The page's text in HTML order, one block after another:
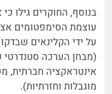
בנוסף, החוקרים גילו
עוצמת הסימפטומים
(מבחן הערכה
אינטראקציה חברתית,
מוגבלות וחזרתיות).